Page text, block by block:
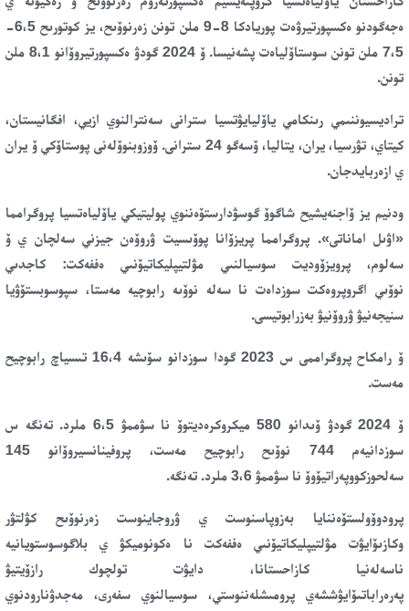
ەجەگودنو
ەكسپورتيرۋەت پوريادكا 8-9 ملن تونن زەرنوۆىح، يز كوتورىح 6،5-
7،5 ملن تونن سوستاۆلياەت پشەنيسا
. ۆ 2024 گودۋ ەكسپورتيروۆانو 8،1 ملن
تونن.
تراديسيوننىمي رىنكامي ياۆليايۋتسيا سترانى سەنترالنوي ازيي، افگانيستان،
كيتاي، تۋرسيا، يران، يتاليا،ۆسەگو 24 سترانى
. ۆوزوبنوۆلەنى پوستاۆكي ۆ يران
ي ازەربايدجان.
ودنيم يز ۆاجنەيشيح شاگوۆ گوسۋدارستۆەننوي پوليتيكي ياۆلياەتسيا پروگرامما
«اۋىل اماناتى». پروگرامما پريزۆانا پوۆىسيت ۋروۆەن جيزني سەلچان ي ۆ
سەلوم، پرويزۆوديت سوسيالنىي مۋلتيپليكاتيۆنىي ەففەكت: كاجدىي
نوۆىي اگروپروەكتسوزداەت نا سەلە نوۆىە رابوچيە مەستا، سپوسوبستۆۋيا
سنيجەنيۋ ۋروۆنيۋ بەزرابوتيسى.
ۆ رامكاح پروگراممى س 2023 گودا سوزدانو
سۆىشە 16،4 تىسياچ رابوچيح
مەست.
ۆ 2024 گودۋ ۆىدانو
580 ميكروكرەديتوۆ نا سۋممۋ 6،5 ملرد. تەنگە س
سوزدانيەم 744 نوۆىح رابوچيح مەست
،
پروفينانسيروۆانو 145
سەلحوزكووپەراتيۆوۆ نا سۋممۋ 3،6 ملرد. تەنگە
.
پرودوۆولستۆەننايا بەزوپاسنوست ي ۋروجاينوست زەرنوۆىح كۋلتۋر
وكازىۆايۋتمۋلتيپليكاتيۆنىي ەففەكت نا ەكونوميكۋ ي بلاگوسوستويانيە
ناسەلەنيا كازاحستانا، دايۋت تولچوك رازۆيتيۋ
پەرەراباتىۆايۋششەي پرومىشلەننوستي، سوسيالنوي سفەرى، مەجدۋنارودنوي